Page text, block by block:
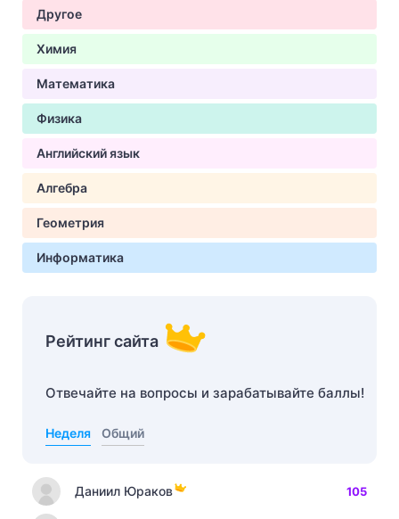
Другое
Химия
Математика
Физика
Английский язык
Алгебра
Геометрия
Информатика
Рейтинг сайта
Отвечайте на вопросы и зарабатывайте баллы!
Неделя Общий
Даниил Юраков 105